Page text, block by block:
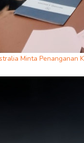
Minta Penanganan